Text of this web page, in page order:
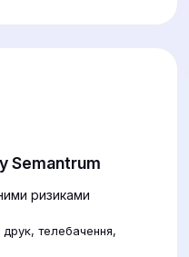
Semantrum
ризиками
телебачення,